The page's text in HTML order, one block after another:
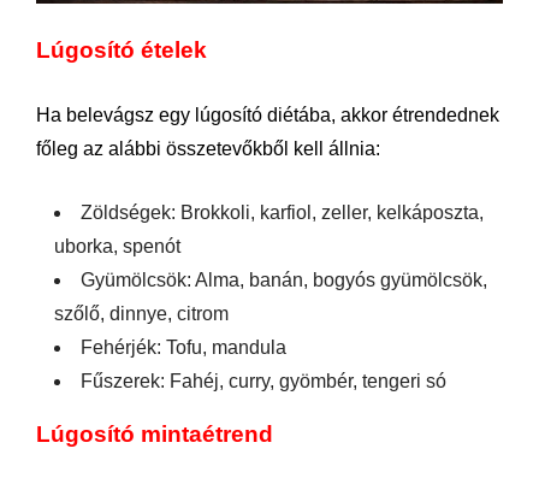
Lúgosító ételek
Ha belevágsz egy lúgosító diétába, akkor étrendednek
főleg az alábbi összetevőkből kell állnia:
Zöldségek: Brokkoli, karfiol, zeller, kelkáposzta,
uborka, spenót
Gyümölcsök: Alma, banán, bogyós gyümölcsök,
szőlő, dinnye, citrom
Fehérjék: Tofu, mandula
Fűszerek: Fahéj, curry, gyömbér, tengeri só
Lúgosító mintaétrend